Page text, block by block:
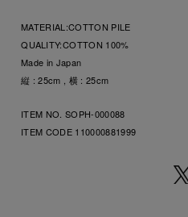
MATERIAL:COTTON PILE
QUALITY:COTTON 100%
Made in Japan
縦 : 25cm , 横 : 25cm
ITEM NO. SOPH-000088
ITEM CODE 110000881999